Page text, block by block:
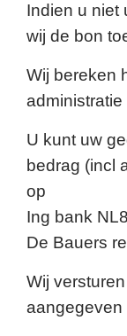
Indien u niet
wij de bon
Wij bereken
administratie
U kunt uw
bedrag (incl
op
Ing bank
De Bauers
Wij
aangegeven